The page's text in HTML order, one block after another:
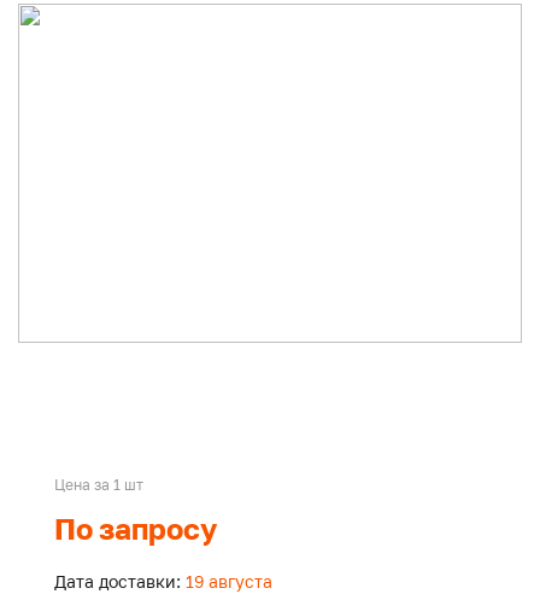
Цена за 1 шт
По запросу
Дата доставки: 19 августа